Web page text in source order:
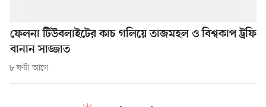
ফেলনা টিউবলাইটের কাচ গলিয়ে তাজমহল ও বিশ্বকাপ ট্রফি
বানান সাজ্জাত
৮ ঘণ্টা আগে